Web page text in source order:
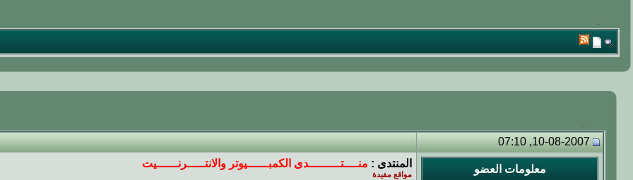
10-08-2007, 07:10
معلومات العضو المنتدى : منــــتـــــــــدى الكمبــــــيوتر والانتـــــرنــــــيت
مواقع مفيدة